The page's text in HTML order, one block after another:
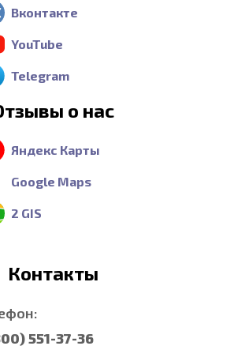
Вконтакте
YouTube
Telegram
о нас
Яндекс Карты
Google Maps
2 GIS
Контакты
551-37-36